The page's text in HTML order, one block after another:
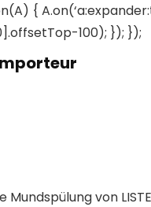
{
100); }); });
Mundspülung von